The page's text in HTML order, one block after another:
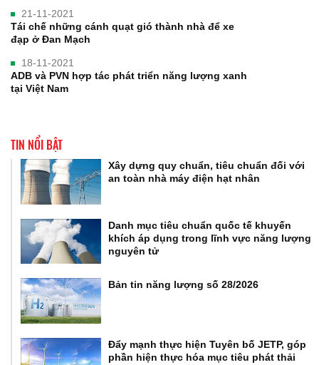
21-11-2021
Tái chế những cánh quạt gió thành nhà để xe
đạp ở Đan Mạch
18-11-2021
ADB và PVN hợp tác phát triển năng lượng xanh
tại Việt Nam
TIN NỔI BẬT
Xây dựng quy chuẩn, tiêu chuẩn đối với
an toàn nhà máy điện hạt nhân
Danh mục tiêu chuẩn quốc tế khuyến
khích áp dụng trong lĩnh vực năng lượng
nguyên tử
Bản tin năng lượng số 28/2026
Đẩy mạnh thực hiện Tuyên bố JETP, góp
phần hiện thực hóa mục tiêu phát thải